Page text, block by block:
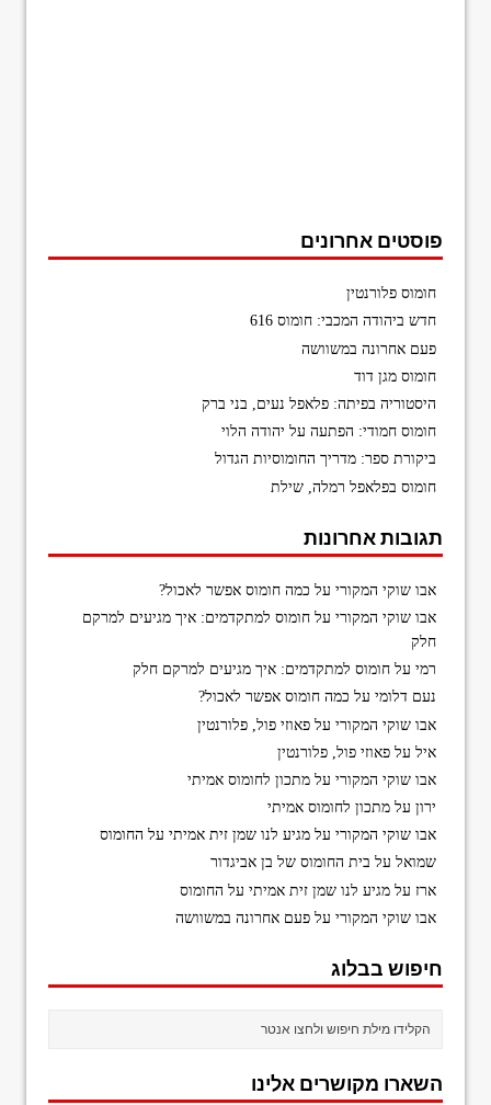
פוסטים אחרונים
חומוס פלורנטין
חדש ביהודה המכבי: חומוס 616
פעם אחרונה במשוושה
חומוס מגן דוד
היסטוריה בפיתה: פלאפל נעים, בני ברק
חומוס חמודי: הפתעה על יהודה הלוי
ביקורת ספר: מדריך החומוסיות הגדול
חומוס בפלאפל רמלה, שילת
תגובות אחרונות
אבו שוקי המקורי על כמה חומוס אפשר לאכול?
אבו שוקי המקורי עלחומוס למתקדמים: איך מגיעים למרקם
חלק
רמי עלחומוס למתקדמים: איך מגיעים למרקם חלק
נעם דלומי על כמה חומוס אפשר לאכול?
אבו שוקי המקורי עלפאוזי פול, פלורנטין
איל עלפאוזי פול, פלורנטין
אבו שוקי המקורי עלמתכון לחומוס אמיתי
ירון עלמתכון לחומוס אמיתי
אבו שוקי המקורי עלמגיע לנו שמן זית אמיתי על החומוס
שמואל על בית החומוס של בן אביגדור
ארז עלמגיע לנו שמן זית אמיתי על החומוס
אבו שוקי המקורי עלפעם אחרונה במשוושה
חיפוש בבלוג
השארו מקושרים אלינו